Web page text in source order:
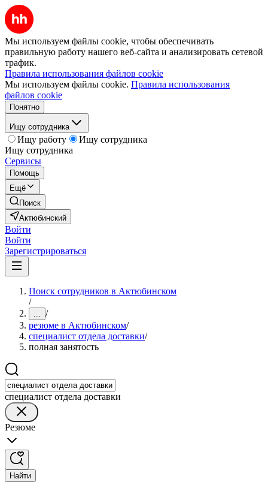
Мы используем файлы cookie, чтобы обеспечивать
правильную работу нашего веб-сайта и анализировать сетевой
трафик.
Правила использования файлов cookie
Мы используем файлы cookie. Правила использования
файлов cookie
Понятно
Ищу сотрудника
Ищу работу
Ищу сотрудника
Ищу сотрудника
Сервисы
Помощь
Ещё
Поиск
Актюбинский
Войти
Войти
Зарегистрироваться
Поиск сотрудников в Актюбинском
/
... /
резюме в Актюбинском/
специалист отдела доставки/
полная занятость
специалист отдела доставки
Резюме
Найти